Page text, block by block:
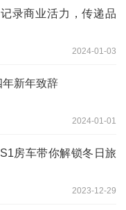
录商业活力，传递品
2024-01-03
新年致辞
2024-01-01
房车带你解锁冬日旅
2023-12-29